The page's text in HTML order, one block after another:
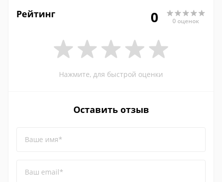
Рейтинг 0 0 оценок
Нажмите, для быстрой оценки
Оставить отзыв
Ваше имя*
Ваш email*